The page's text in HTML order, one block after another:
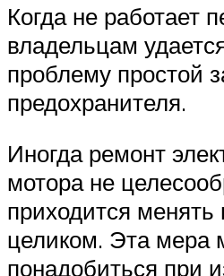
Когда не работает
владельцам
проблему простой
предохранителя.
Иногда ремонт
мотора не
приходится менять
целиком. Эта мера
понадобиться при